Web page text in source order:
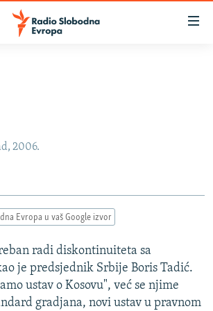
2006.
Evropa u vaš Google izvor
radi diskontinuiteta sa
je predsjednik Srbije Boris Tadić.
ustav o Kosovu", već se njime
gradjana, novi ustav u pravnom